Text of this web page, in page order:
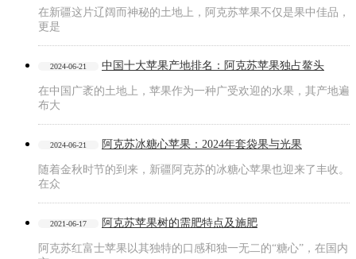
在新疆这片辽阔而神秘的土地上，阿克苏苹果不仅是果中佳品，
更是
2024-06-21 中国十大苹果产地排名：阿克苏苹果独占鳌头
在中国广袤的土地上，苹果作为一种广受欢迎的水果，其产地遍
布大
2024-06-21 阿克苏冰糖心苹果：2024年套袋果与光果
随着金秋时节的到来，新疆阿克苏的冰糖心苹果也迎来了丰收。
在众
2021-06-17 阿克苏苹果树的需肥特点及施肥
阿克苏红富士苹果以其独特的口感和独一无二的“糖心”，在国内